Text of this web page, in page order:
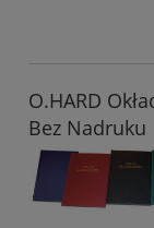
O.HARD
Bez Nadruku